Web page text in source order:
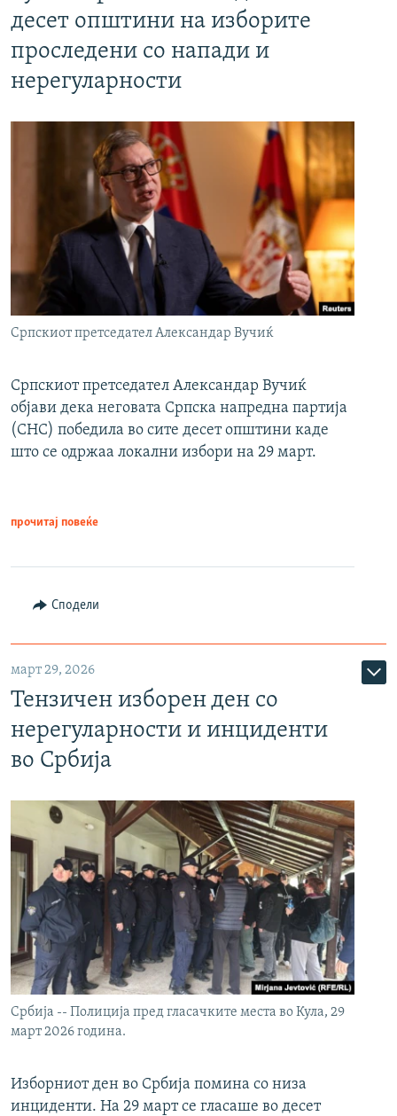
десет општини на изборите
проследени со напади и
нерегуларности
Српскиот претседател Александар Вучиќ
Српскиот претседател Александар Вучиќ
објави дека неговата Српска напредна партија
(СНС) победила во сите десет општини каде
што се одржаа локални избори на 29 март.
прочитај повеќе
Сподели
март 29, 2026
Тензичен изборен ден со
нерегуларности и инциденти
во Србија
Србија -- Полиција пред гласачките места во Кула, 29
март 2026 година.
Изборниот ден во Србија помина со низа
инциденти. На 29 март се гласаше во десет